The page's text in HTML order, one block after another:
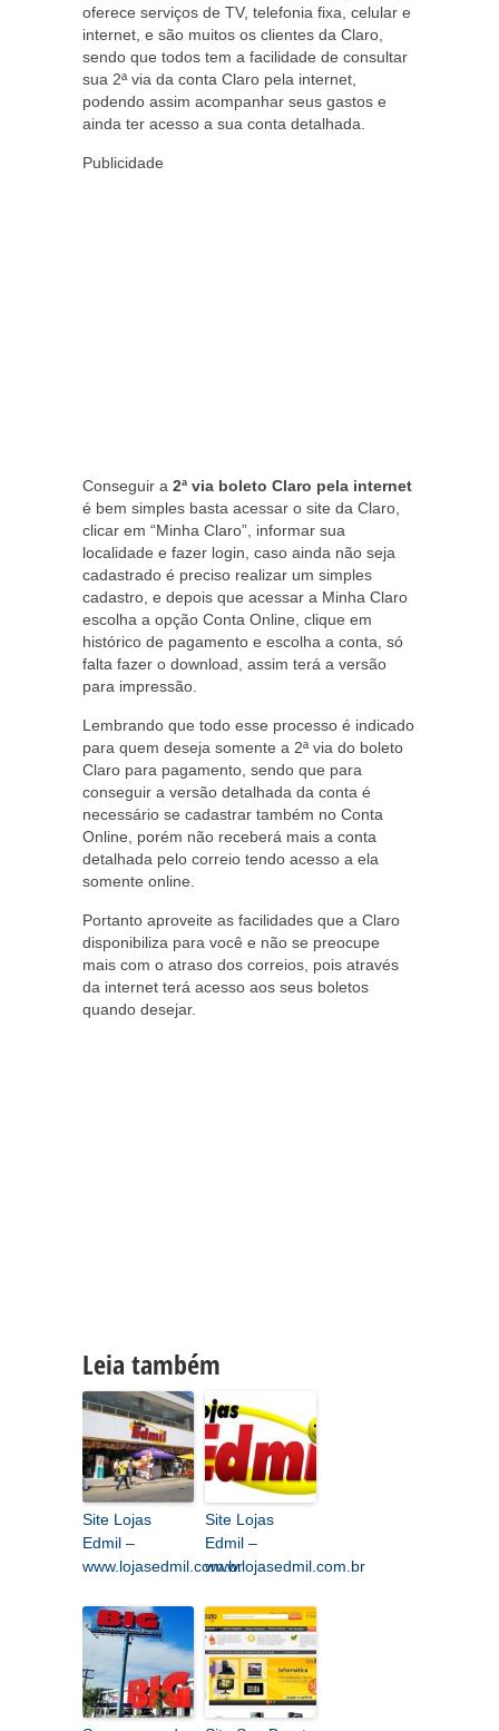
oferece serviços de TV, telefonia fixa, celular e
internet, e são muitos os clientes da Claro,
sendo que todos tem a facilidade de consultar
sua 2ª via da conta Claro pela internet,
podendo assim acompanhar seus gastos e
ainda ter acesso a sua conta detalhada.
Publicidade
Conseguir a 2ª via boleto Claro pela internet
é bem simples basta acessar o site da Claro,
clicar em “Minha Claro”, informar sua
localidade e fazer login, caso ainda não seja
cadastrado é preciso realizar um simples
cadastro, e depois que acessar a Minha Claro
escolha a opção Conta Online, clique em
histórico de pagamento e escolha a conta, só
falta fazer o download, assim terá a versão
para impressão.
Lembrando que todo esse processo é indicado
para quem deseja somente a 2ª via do boleto
Claro para pagamento, sendo que para
conseguir a versão detalhada da conta é
necessário se cadastrar também no Conta
Online, porém não receberá mais a conta
detalhada pelo correio tendo acesso a ela
somente online.
Portanto aproveite as facilidades que a Claro
disponibiliza para você e não se preocupe
mais com o atraso dos correios, pois através
da internet terá acesso aos seus boletos
quando desejar.
Leia também
Site Lojas
Edmil –
www.lojasedmil.com.br
Site Lojas
Edmil –
www.lojasedmil.com.br